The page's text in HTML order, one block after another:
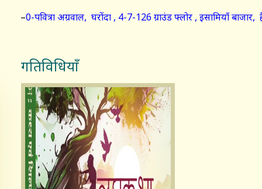
–0-पवित्रा अग्रवाल, घरोंदा , 4-7-126 ग्राउंड फ्लोर , इसामियाँ
गतिविधियाँ